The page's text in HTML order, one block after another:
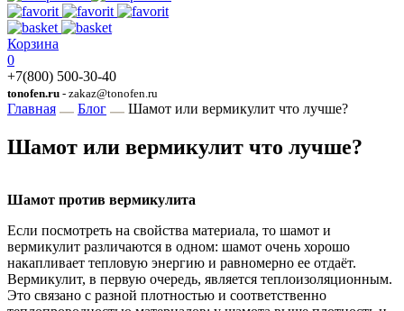
Корзина
0
+7(800) 500-30-40
tonofen.ru - zakaz@tonofen.ru
Главная Блог Шамот или вермикулит что лучше?
Шамот или вермикулит что лучше?
Шамот против вермикулита
Если посмотреть на свойства материала, то шамот и
вермикулит различаются в одном: шамот очень хорошо
накапливает тепловую энергию и равномерно ее отдаёт.
Вермикулит, в первую очередь, является теплоизоляционным.
Это связано с разной плотностью и соответственно